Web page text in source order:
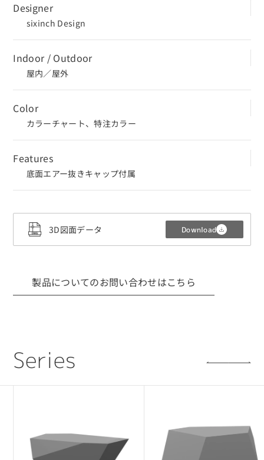
Designer
sixinch Design
Indoor / Outdoor
屋内／屋外
Color
カラーチャート、特注カラー
Features
底面エアー抜きキャップ付属
3D図面データ Download
製品についてのお問い合わせはこちら
Series
3Dデータ（CADデータ）利用規約・注意
CADデータは、当社製品の採用検討を目的とした
場合に限り使用可能です。
■ 権利について
CADデータに関する著作権・所有権などの一切の
権利は、当社または正当な権利者に帰属します。
・利用目的以外で第三者へ開示・提供すること
・CADデータをもとに複製品・類似製品を製作す